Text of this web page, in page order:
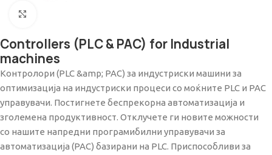
Controllers (PLC & PAC) for Industrial
machines
Контролори (PLC &amp; PAC) за индустриски машини за
оптимизација на индустриски процеси со моќните PLC и PAC
управувачи. Постигнете беспрекорна автоматизација и
зголемена продуктивност. Отклучете ги новите можности
со нашите напредни програмибилни управувачи за
автоматизација (PAC) базирани на PLC. Приспособливи за